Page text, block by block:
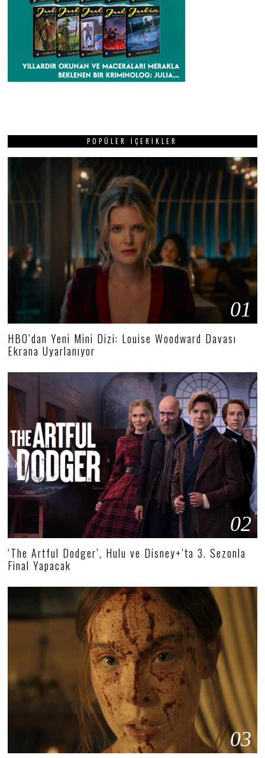
POPÜLER İÇERIKLER
01
HBO’dan Yeni Mini Dizi: Louise Woodward Davası
Ekrana Uyarlanıyor
02
‘The Artful Dodger’, Hulu ve Disney+’ta 3. Sezonla
Final Yapacak
03